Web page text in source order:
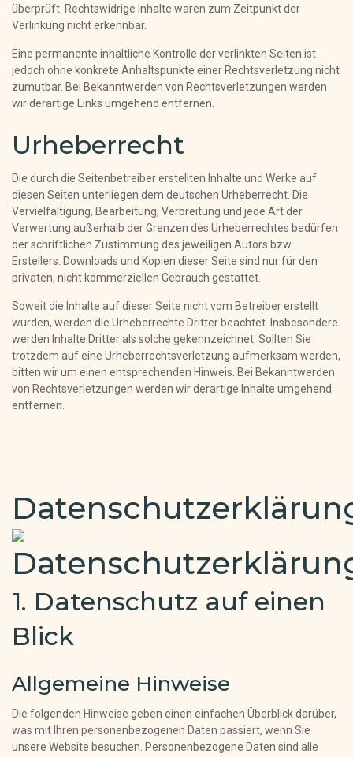
überprüft. Rechtswidrige Inhalte waren zum Zeitpunkt der
Verlinkung nicht erkennbar.
Eine permanente inhaltliche Kontrolle der verlinkten Seiten ist
jedoch ohne konkrete Anhaltspunkte einer Rechtsverletzung nicht
zumutbar. Bei Bekanntwerden von Rechtsverletzungen werden
wir derartige Links umgehend entfernen.
Urheberrecht
Die durch die Seitenbetreiber erstellten Inhalte und Werke auf
diesen Seiten unterliegen dem deutschen Urheberrecht. Die
Vervielfältigung, Bearbeitung, Verbreitung und jede Art der
Verwertung außerhalb der Grenzen des Urheberrechtes bedürfen
der schriftlichen Zustimmung des jeweiligen Autors bzw.
Erstellers. Downloads und Kopien dieser Seite sind nur für den
privaten, nicht kommerziellen Gebrauch gestattet.
Soweit die Inhalte auf dieser Seite nicht vom Betreiber erstellt
wurden, werden die Urheberrechte Dritter beachtet. Insbesondere
werden Inhalte Dritter als solche gekennzeichnet. Sollten Sie
trotzdem auf eine Urheberrechtsverletzung aufmerksam werden,
bitten wir um einen entsprechenden Hinweis. Bei Bekanntwerden
von Rechtsverletzungen werden wir derartige Inhalte umgehend
entfernen.
1. Datenschutz auf einen
Blick
Allgemeine Hinweise
Die folgenden Hinweise geben einen einfachen Überblick darüber,
was mit Ihren personenbezogenen Daten passiert, wenn Sie
unsere Website besuchen. Personenbezogene Daten sind alle